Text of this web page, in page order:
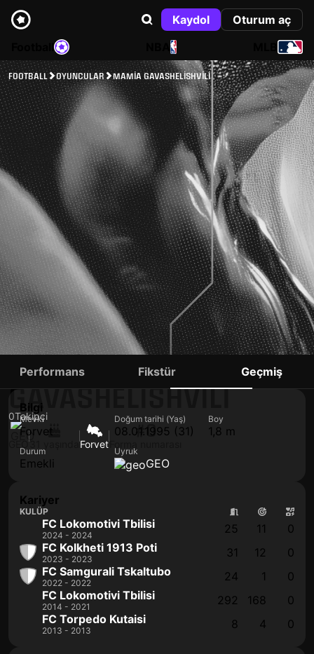
Kaydol
Oturum aç
NBA
FOOTBALL OYUNCULAR MAMIA GAVASHELISHVILI
MAMIA
GAVASHELISHVILI
0Takipçi
Forvet
#0
Performans Fikstür Geçmiş
Bilgi
Mevki
Forvet
Doğum tarihi (Yaş)
08.01.1995 (31)
Boy
1,8 m
Durum
Emekli
Uyruk
GEO
Kariyer
KULÜP
FC Lokomotivi Tbilisi
2024 - 2024 25 11
0
FC Kolkheti 1913 Poti
2023 - 2023 31 12
0
FC Samgurali Tskaltubo
2022 - 2022 24 1
0
FC Lokomotivi Tbilisi
2014 - 2021 292 168
0
FC Torpedo Kutaisi
2013 - 2013 8 4 0